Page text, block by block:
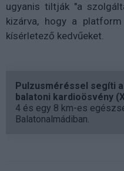
ugyanis tiltják "a
kizárva, hogy a
kísérletező kedvűeket.
Pulzusméréssel segíti
balatoni kardioösvény
4 és egy 8 km-es
Balatonalmádiban.